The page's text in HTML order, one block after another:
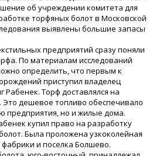
об учреждении комитета для
торфяных болот в Московской
выявлены большие запасы
предприятий сразу поняли
По материалам исследований
определить, что первым к
приступил владелец
Торф доставлялся на
Это дешевое топливо обеспечивало
предприятия, но и жилые дома.
купил право на разработку
Была проложена узкоколейная
и поселка Болшево.